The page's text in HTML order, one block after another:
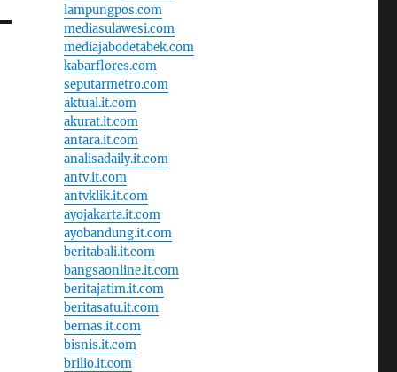
lampungpos.com
mediasulawesi.com
mediajabodetabek.com
kabarflores.com
seputarmetro.com
aktual.it.com
akurat.it.com
antara.it.com
analisadaily.it.com
antv.it.com
antvklik.it.com
ayojakarta.it.com
ayobandung.it.com
beritabali.it.com
bangsaonline.it.com
beritajatim.it.com
beritasatu.it.com
bernas.it.com
bisnis.it.com
brilio.it.com